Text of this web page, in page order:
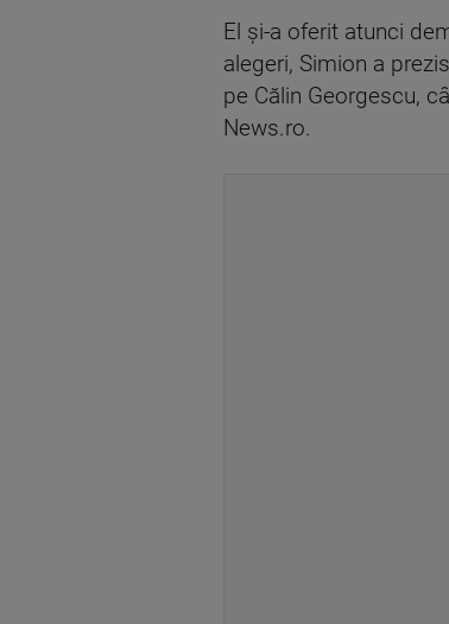
El şi-a oferit atunci
alegeri, Simion a
pe Călin Georgescu,
News.ro.